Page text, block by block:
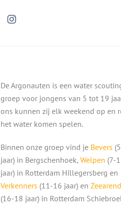
De Argonauten is een water
groep voor jongens van 5 tot 19
ons kunnen zij elk weekend op en
het water komen spelen.
Binnen onze groep vind je Bevers
jaar) in Bergschenhoek, Welpen (7-
jaar) in Rotterdam Hillegersberg en
Verkenners (11-16 jaar) en
(16-18 jaar) in Rotterdam